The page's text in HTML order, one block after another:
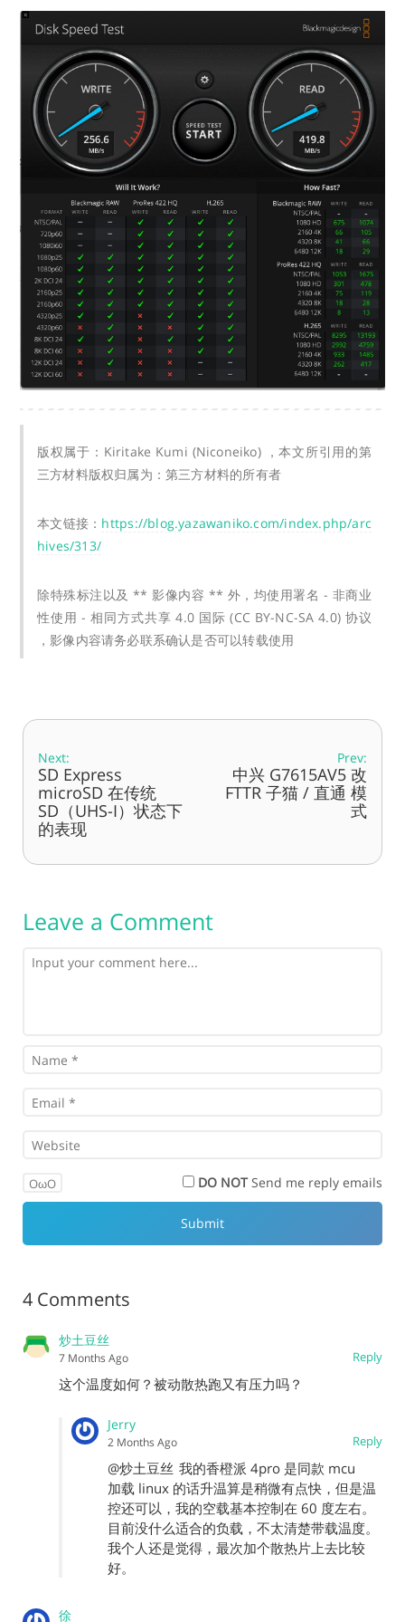
版权属于：Kiritake Kumi (Niconeiko) ，本文所引用的第
三方材料版权归属为：第三方材料的所有者
本文链接： https://blog.yazawaniko.com/index.php/arc
hives/313/
除特殊标注以及 ** 影像内容 ** 外，均使用署名 - 非商业
性使用 - 相同方式共享 4.0 国际 (CC BY-NC-SA 4.0) 协议
，影像内容请务必联系确认是否可以转载使用
Next:
SD Express
microSD 在传统
SD（UHS-I）状态下
的表现
Prev:
中兴 G7615AV5 改
FTTR 子猫 / 直通 模
式
Leave a Comment
OωO DO NOTSend me reply emails
4 Comments
炒土豆丝
Reply
7 Months Ago
这个温度如何？被动散热跑又有压力吗？
Jerry
Reply
2 Months Ago
@炒土豆丝 我的香橙派 4pro 是同款 mcu
加载 linux 的话升温算是稍微有点快，但是温
控还可以，我的空载基本控制在 60 度左右。
目前没什么适合的负载，不太清楚带载温度。
我个人还是觉得，最次加个散热片上去比较
好。
徐